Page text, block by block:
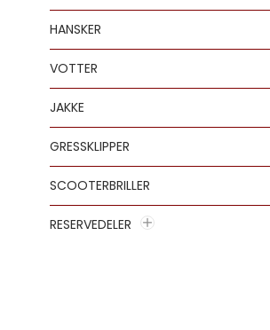
HANSKER
VOTTER
JAKKE
GRESSKLIPPER
SCOOTERBRILLER
RESERVEDELER